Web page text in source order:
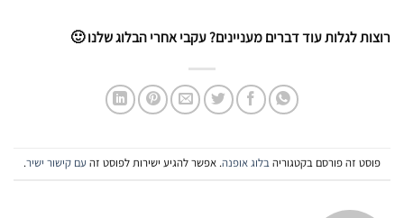
ניתן
את
האפשרויות
רוצות לגלות עוד דברים מעניינים? עקבי אחרי הבלוג שלנו 🙂
פוסט זה פורסם בקטגוריהבלוג אופנה. אפשר להגיע ישירות לפוסט זה עם קישור ישיר.